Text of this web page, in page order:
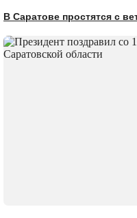
В Саратове простятся с